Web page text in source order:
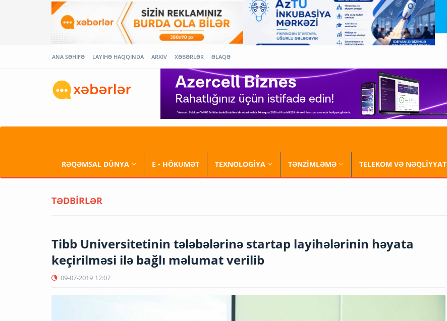
ANA SƏHİFƏ LAYİHƏ HAQQINDA ARXİV XƏBƏRLƏR ƏLAQƏ
RƏQƏMSAL DÜNYA E - HÖKUMƏT TEXNOLOGİYA TƏNZİMLƏMƏ TELEKOM VƏ NƏQLİYYAT
TƏDBİRLƏR
Tibb Universitetinin tələbələrinə startap layihələrinin həyata
keçirilməsi ilə bağlı məlumat verilib
09-07-2019 12:07